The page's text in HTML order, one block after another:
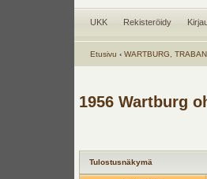
UKK Rekisteröidy
Etusivu ‹ WARTBURG,
1956 Wartburg
Tulostusnäkymä